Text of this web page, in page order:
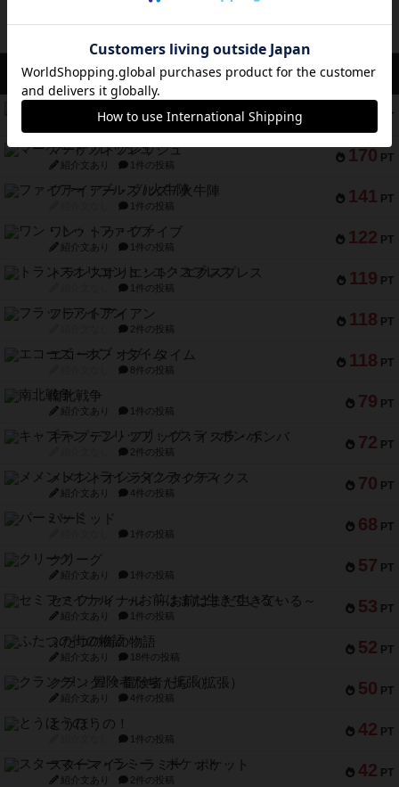
アクセス数 急上昇中
PT
リワイルド：サウスアメリカ
紹介文なし 2件の投稿
170 PT
マーケットフレッシュ
紹介文あり 1件の投稿
141 PT
ファイアー・ブルズ / 火牛陣
1件の投稿
122 PT
ワン・トゥ・ファイブ
紹介文あり 1件の投稿
119 PT
トランスオリエント・エクスプレス
1件の投稿
118 PT
フラットアイアン
2件の投稿
118 PT
エコーズ・オブ・タイム
8件の投稿
79 PT
南北戦争
紹介文あり 1件の投稿
72 PT
キャプテン・フリップ：イスラ・ボンバ
2件の投稿
70 PT
メメントオンラインタクティクス
紹介文あり 4件の投稿
68 PT
パーミッド
1件の投稿
57 PT
クリーグ
紹介文あり 1件の投稿
53 PT
セミファイナル ～お前はまだ生きている～
紹介文あり 1件の投稿
52 PT
ふたつの街の物語
紹介文あり 18件の投稿
50 PT
クランク! ：冒険者たち（拡張）
紹介文あり 4件の投稿
42 PT
とうほうの！
1件の投稿
42 PT
スターマイン・ラミー ポケット
紹介文あり 2件の投稿